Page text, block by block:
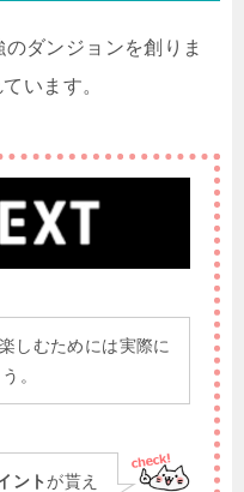
ダンジョンを創りま
います。
しむためには実際に
。
ント が貰え